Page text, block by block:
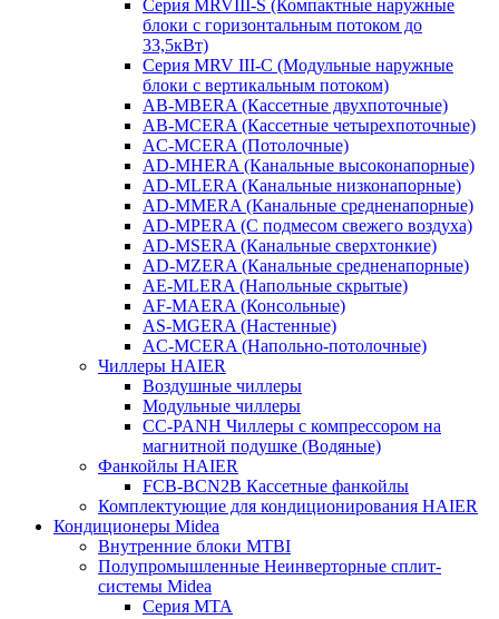
Серия MRVIII-S (Компактные наружные
блоки с горизонтальным потоком до
33,5кВт)
Серия MRV III-C (Модульные наружные
блоки с вертикальным потоком)
AB-MBERA (Кассетные двухпоточные)
AB-MCERA (Кассетные четырехпоточные)
AС-MСERA (Потолочные)
AD-MHERA (Канальные высоконапорные)
AD-MLERA (Канальные низконапорные)
AD-MMERA (Канальные средненапорные)
AD-MPERA (С подмесом свежего воздуха)
AD-MSERA (Канальные сверхтонкие)
AD-MZERA (Канальные средненапорные)
AE-MLERA (Напольные скрытые)
AF-MAERA (Консольные)
AS-MGERA (Настенные)
AС-MСERA (Напольно-потолочные)
Чиллеры HAIER
Воздушные чиллеры
Модульные чиллеры
CC-PANH Чиллеры с компрессором на
магнитной подушке (Водяные)
Фанкойлы HAIER
FCB-BCN2B Кассетные фанкойлы
Комплектующие для кондиционирования HAIER
Кондиционеры Midea
Внутренние блоки MTBI
Полупромышленные Неинверторные сплит-
системы Midea
Серия MTA